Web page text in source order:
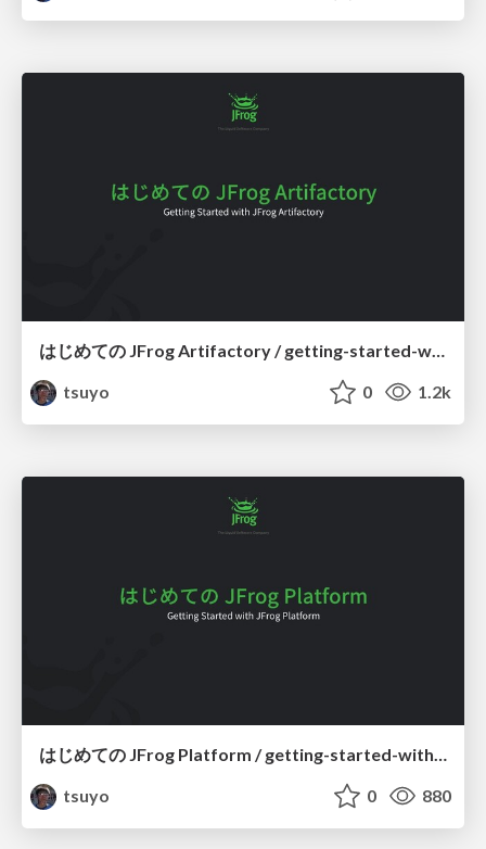
はじめての JFrog Artifactory / getting-started-with-jfrog-artifactory
tsuyo
0 1.2k
はじめての JFrog Platform / getting-started-with-jfrog-platform
tsuyo
0 880